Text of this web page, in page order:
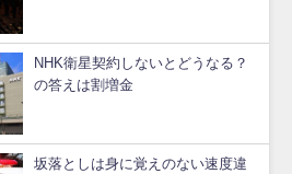
NHK衛星契約しないとどうなる？
の答えは割増金
坂落としは身に覚えのない速度違